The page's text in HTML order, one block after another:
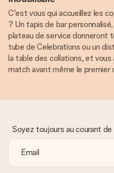
C'est vous qui accueillez les
? Un tapis de bar
plateau de service donneront
tube de Celebrations ou un
la table des collations, et
match avant même le
Soyez toujours au courant